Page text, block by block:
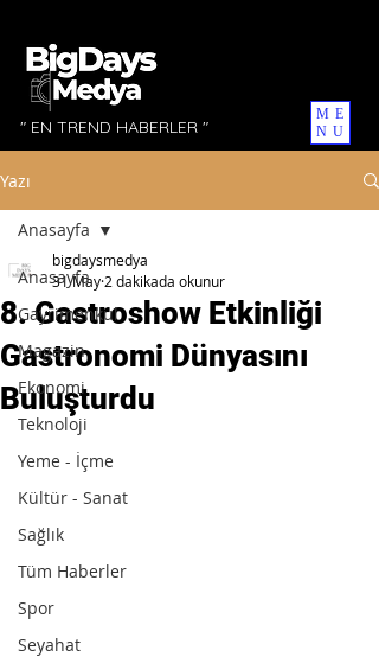
ME
NU
" EN TREND HABERLER "
Yazı
Anasayfa
Gayrimenkul
Magazin
Ekonomi
Teknoloji
Yeme - İçme
Kültür - Sanat
Sağlık
Tüm Haberler
Spor
Seyahat
Anasayfa
8. Gastroshow Etkinliği
Gastronomi Dünyasını
Buluşturdu
bigdaysmedya
31 May 2 dakikada okunur